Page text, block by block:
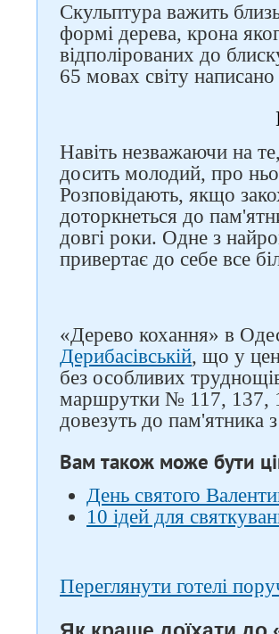
Скульптура важить
формі дерева, крона
відполірованих до
65 мовах світу
Навіть незважаючи на
досить молодий, про
Розповідають, якщо
доторкнеться до
довгі роки. Одне з
привертає до себе все
«Дерево кохання» в
Дерибасівській, що у
без особливих
маршрутки № 117, 137,
довезуть до пам'ятника
Вам також може бути
День святого
10 ідей для
Переглянути готелі